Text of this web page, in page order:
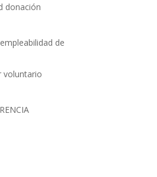
donación
de
voluntario